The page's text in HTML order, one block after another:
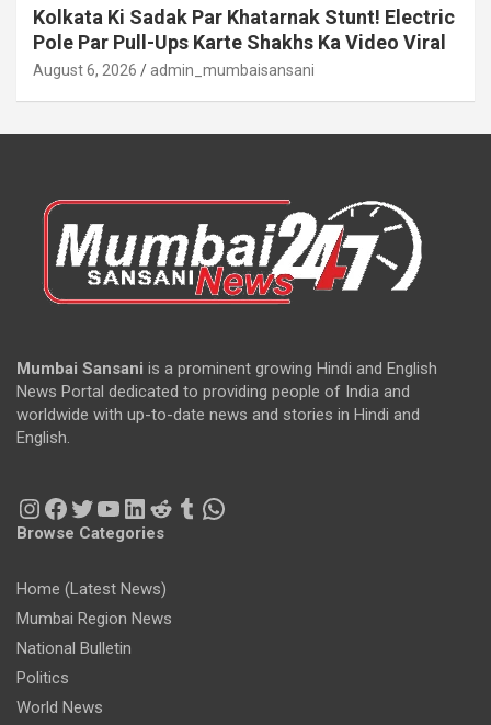
Kolkata Ki Sadak Par Khatarnak Stunt! Electric
Pole Par Pull-Ups Karte Shakhs Ka Video Viral
August 6, 2026 admin_mumbaisansani
Mumbai Sansani is a prominent growing Hindi and English
News Portal dedicated to providing people of India and
worldwide with up-to-date news and stories in Hindi and
English.
Instagram
Facebook
Twitter
YouTube
LinkedIn
Reddit
Tumblr
WhatsApp
Browse Categories
Home (Latest News)
Mumbai Region News
National Bulletin
Politics
World News